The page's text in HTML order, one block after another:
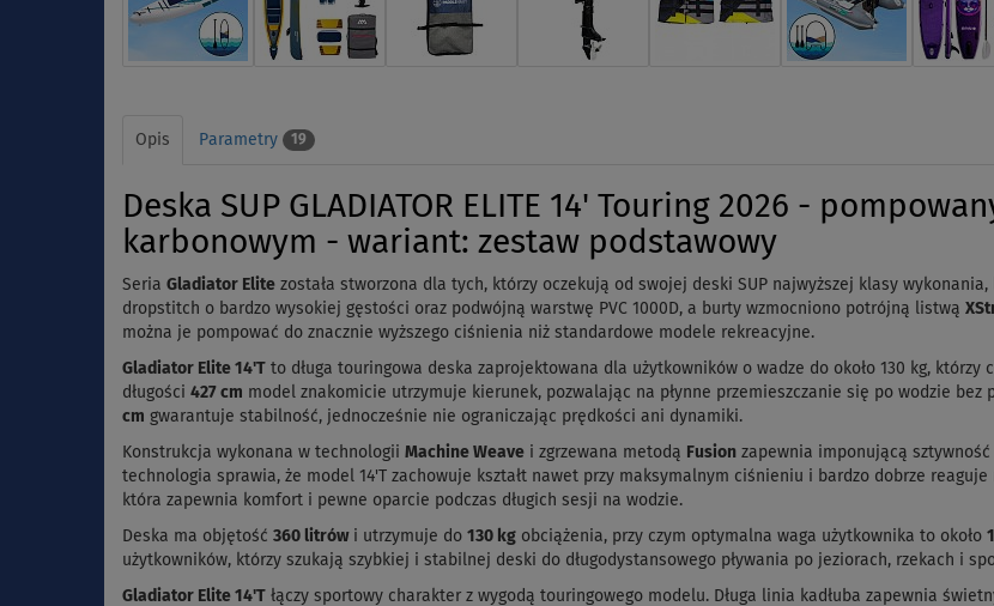
Opis Parametry 19
Deska SUP GLADIATOR ELITE 14' Touring 2026 -
karbonowym - wariant: zestaw podstawowy
Seria Gladiator Elite została stworzona dla tych, którzy oczekują od swojej deski SUP najwyższej klasy
dropstitch o bardzo wysokiej gęstości oraz podwójną warstwę PVC 1000D, a burty wzmocniono potrójną listwą
można je pompować do znacznie wyższego ciśnienia niż standardowe modele rekreacyjne.
Gladiator Elite 14'T to długa touringowa deska zaprojektowana dla użytkowników o wadze do około 130 kg,
długości 427 cm model znakomicie utrzymuje kierunek, pozwalając na płynne przemieszczanie się po wodzie bez
cm gwarantuje stabilność, jednocześnie nie ograniczając prędkości ani dynamiki.
Konstrukcja wykonana w technologii Machine Weave i zgrzewana metodą Fusion zapewnia imponującą
technologia sprawia, że model 14'T zachowuje kształt nawet przy maksymalnym ciśnieniu i bardzo dobrze reaguje
która zapewnia komfort i pewne oparcie podczas długich sesji na wodzie.
Deska ma objętość 360 litrówi utrzymuje do 130 kg obciążenia, przy czym optymalna waga użytkownika to około
użytkowników, którzy szukają szybkiej i stabilnej deski do długodystansowego pływania po jeziorach, rzekach i
Gladiator Elite 14'T łączy sportowy charakter z wygodą touringowego modelu. Długa linia kadłuba zapewnia